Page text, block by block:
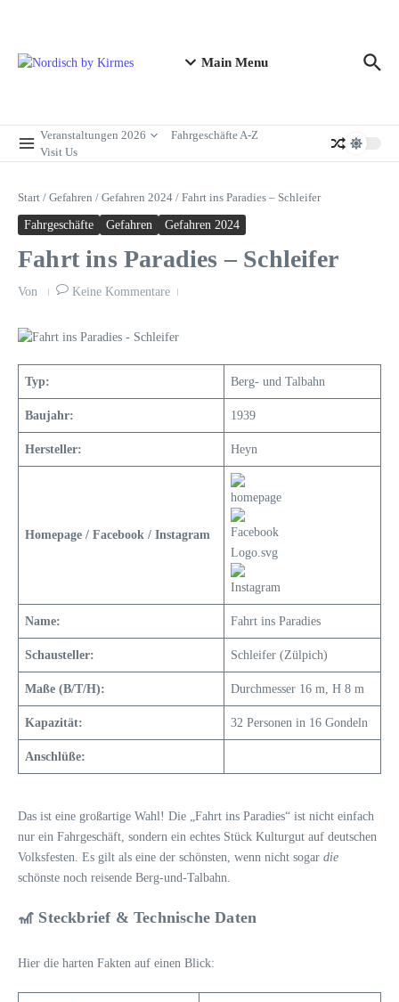
Main Menu
Veranstaltungen 2026
Fahrgeschäfte A-Z
Visit Us
Start / Gefahren / Gefahren 2024 / Fahrt ins Paradies – Schleifer
Fahrgeschäfte Gefahren Gefahren 2024
Fahrt ins Paradies – Schleifer
Von Keine Kommentare
Typ: Berg- und Talbahn
Baujahr: 1939
Hersteller: Heyn
Homepage / Facebook / Instagram
Name: Fahrt ins Paradies
Schausteller: Schleifer (Zülpich)
Maße (B/T/H): Durchmesser 16 m, H 8 m
Kapazität: 32 Personen in 16 Gondeln
Anschlüße:
Das ist eine großartige Wahl! Die „Fahrt ins Paradies“ ist nicht einfach
nur ein Fahrgeschäft, sondern ein echtes Stück Kulturgut auf deutschen
Volksfesten. Es gilt als eine der schönsten, wenn nicht sogar die
schönste noch reisende Berg-und-Talbahn.
🎢 Steckbrief & Technische Daten
Hier die harten Fakten auf einen Blick: